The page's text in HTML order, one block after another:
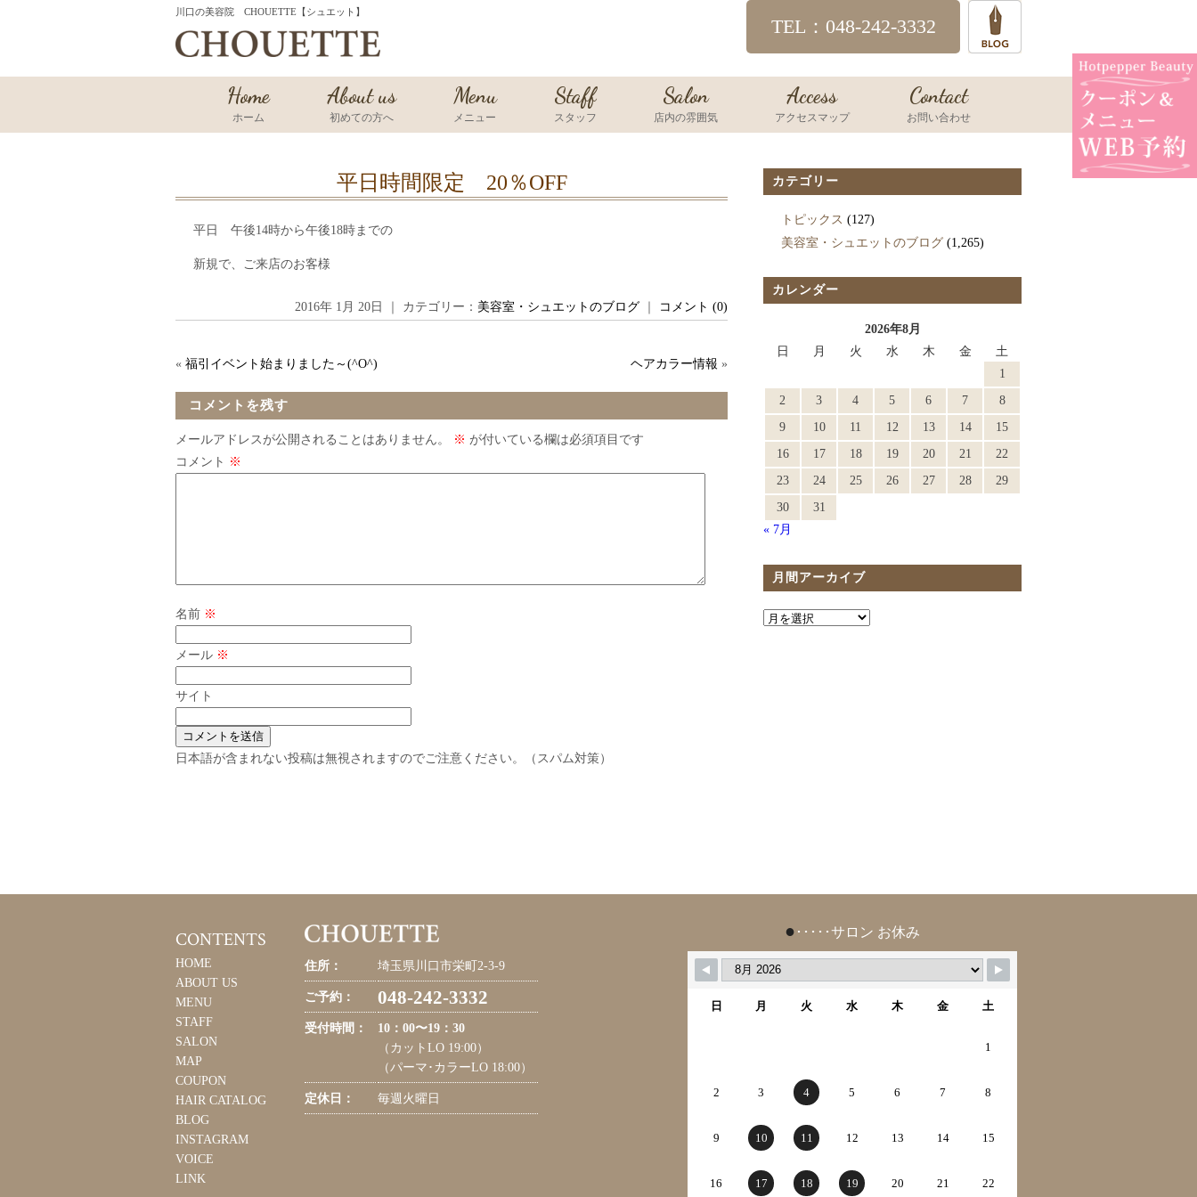
川口の美容院 CHOUETTE【シュエット】
TEL：048-242-3332
Home
ホーム
About us
初めての方へ
Menu
メニュー
Staff
スタッフ
Salon
店内の雰囲気
Access
アクセスマップ
Contact
お問い合わせ
平日時間限定 20％OFF
平日 午後14時から午後18時までの
新規で、ご来店のお客様
2016年 1月 20日 ｜ カテゴリー： 美容室・シュエットのブログ コメント (0)
« 福引イベント始まりました～(^O^) ヘアカラー情報 »
コメントを残す
メールアドレスが公開されることはありません。 ※ が付いている欄は必須項目です
コメント ※
名前 ※
メール ※
サイト
日本語が含まれない投稿は無視されますのでご注意ください。（スパム対策）
カテゴリー
トピックス (127)
美容室・シュエットのブログ (1,265)
カレンダー
2026年8月
日
月 火 水 木 金
土
1
2
3 4 5 6 7
8
9
10 11 12 13 14
15
16
17 18 19 20 21
22
23
24 25 26 27 28
29
30
31
« 7月
月間アーカイブ
CONTENTS
HOME
ABOUT US
MENU
STAFF
SALON
MAP
COUPON
HAIR CATALOG
BLOG
INSTAGRAM
VOICE
LINK
住所： 埼玉県川口市栄町2-3-9
ご予約： 048-242-3332
受付時間：
10：00〜19：30
（カットLO 19:00）
（パーマ･カラーLO 18:00）
定休日： 毎週火曜日
● ･････サロン お休み
日 月 火 水 木 金 土
1
2 3 4 5 6 7 8
9 10 11 12 13 14 15
16 17 18 19 20 21 22